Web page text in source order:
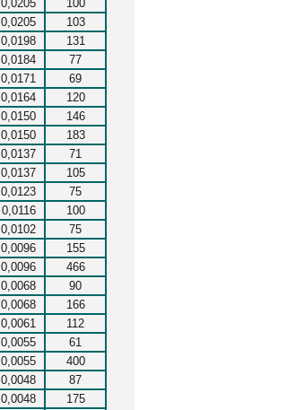
0,0205
100
0,0205
103
0,0198
131
0,0184
77
0,0171
69
0,0164
120
0,0150
146
0,0150
183
0,0137
71
0,0137
105
0,0123
75
0,0116
100
0,0102
75
0,0096
155
0,0096
466
0,0068
90
0,0068
166
0,0061
112
0,0055
61
0,0055
400
0,0048
87
0,0048
175